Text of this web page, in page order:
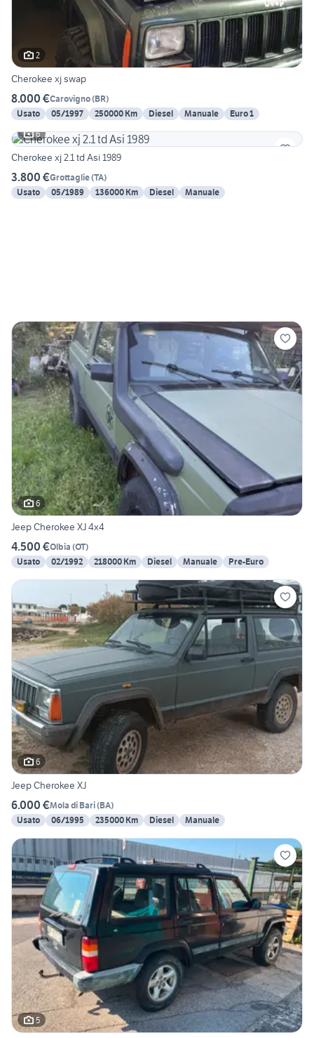
2
Cherokee xj swap
8.000 €Carovigno(BR)
Usato
05/1997 250000 Km Diesel Manuale
Euro 1
6
Cherokee xj 2.1 td Asi 1989
3.800 €Grottaglie(TA)
Usato
05/1989 136000 Km Diesel Manuale
6
Jeep Cherokee XJ 4x4
4.500 €Olbia (OT)
Usato
02/1992 218000 Km Diesel Manuale Pre-Euro
6
Jeep Cherokee XJ
6.000 €Mola di Bari(BA)
Usato
06/1995 235000 Km Diesel Manuale
5